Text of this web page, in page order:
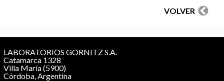
VOLVER
LABORATORIOS GORNITZ S.A.
Catamarca 1328
Villa María (5900)
Córdoba, Argentina